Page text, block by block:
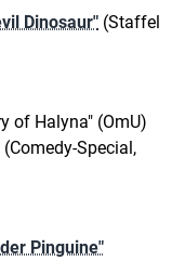
Dinosaur" (Staffel
of Halyna" (OmU)
Special,
Pinguine"